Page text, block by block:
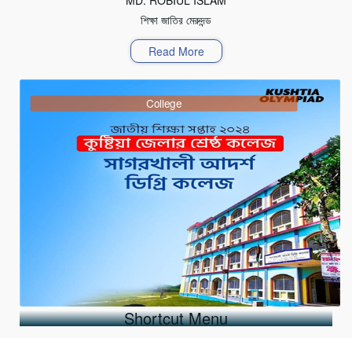
শিক্ষা জাতির মেরুদন্ড
Read More
College
Shortcut Menu